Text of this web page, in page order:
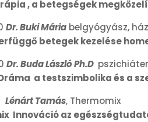
, a betegségek
Dr. Buki Mária belgyógyász,
betegek kezelése
Dr. Buda László Ph.D
a testszimbolika és a
Lénárt Tamás, Thermomix
Innováció az